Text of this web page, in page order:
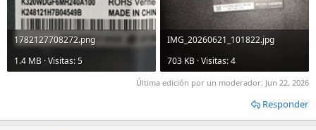
1782127708272.png
1.4 MB · Visitas: 5
IMG_20260621_101822.jpg
703 KB · Visitas: 4
Última edición por un moderador: Jun 22, 2026
Responder